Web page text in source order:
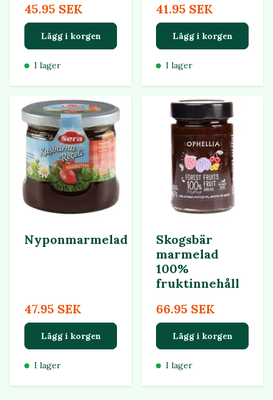
45.95 SEK
Lägg i korgen
I lager
41.95 SEK
Lägg i korgen
I lager
Nyponmarmelad
47.95 SEK
Lägg i korgen
I lager
Skogsbär
marmelad
100%
fruktinnehåll
66.95 SEK
Lägg i korgen
I lager